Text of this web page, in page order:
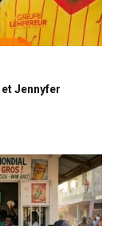
et Jennyfer